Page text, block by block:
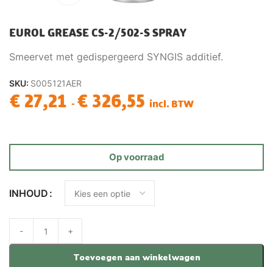
EUROL GREASE CS-2/502-S SPRAY
Smeervet met gedispergeerd SYNGIS additief.
SKU: S005121AER
€ 27,21 - € 326,55 incl. BTW
Op voorraad
INHOUD
Toevoegen aan winkelwagen